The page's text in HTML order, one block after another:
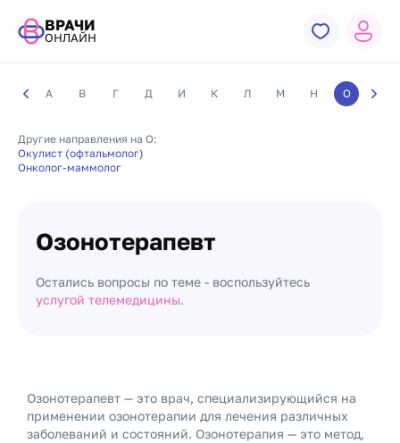
ВРАЧИ
ОНЛАЙН
А В Г Д И К Л М Н О П
Другие направления на О:
Окулист (офтальмолог)
Онколог-маммолог
Озонотерапевт
Остались вопросы по теме - воспользуйтесь
услугой телемедицины.
Озонотерапевт — это врач, специализирующийся на
применении озонотерапии для лечения различных
заболеваний и состояний. Озонотерапия — это метод,